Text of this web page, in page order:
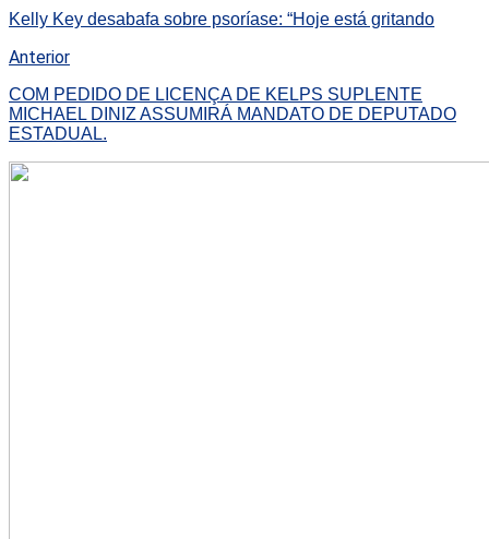
Kelly Key desabafa sobre psoríase: “Hoje está gritando
Anterior
COM PEDIDO DE LICENÇA DE KELPS SUPLENTE
MICHAEL DINIZ ASSUMIRÁ MANDATO DE DEPUTADO
ESTADUAL.